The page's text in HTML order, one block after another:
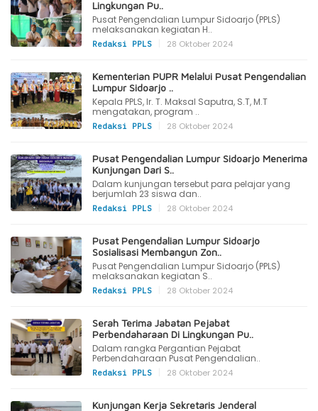
Lingkungan Pu..
Pusat Pengendalian Lumpur Sidoarjo (PPLS)
melaksanakan kegiatan H..
Redaksi PPLS 28 Oktober 2024
Kementerian PUPR Melalui Pusat Pengendalian
Lumpur Sidoarjo ..
Kepala PPLS, Ir. T. Maksal Saputra, S.T, M.T
mengatakan, program ..
Redaksi PPLS 28 Oktober 2024
Pusat Pengendalian Lumpur Sidoarjo Menerima
Kunjungan Dari S..
Dalam kunjungan tersebut para pelajar yang
berjumlah 23 siswa dan..
Redaksi PPLS 28 Oktober 2024
Pusat Pengendalian Lumpur Sidoarjo
Sosialisasi Membangun Zon..
Pusat Pengendalian Lumpur Sidoarjo (PPLS)
melaksanakan kegiatan S..
Redaksi PPLS 28 Oktober 2024
Serah Terima Jabatan Pejabat
Perbendaharaan Di Lingkungan Pu..
Dalam rangka Pergantian Pejabat
Perbendaharaan Pusat Pengendalian..
Redaksi PPLS 28 Oktober 2024
Kunjungan Kerja Sekretaris Jenderal